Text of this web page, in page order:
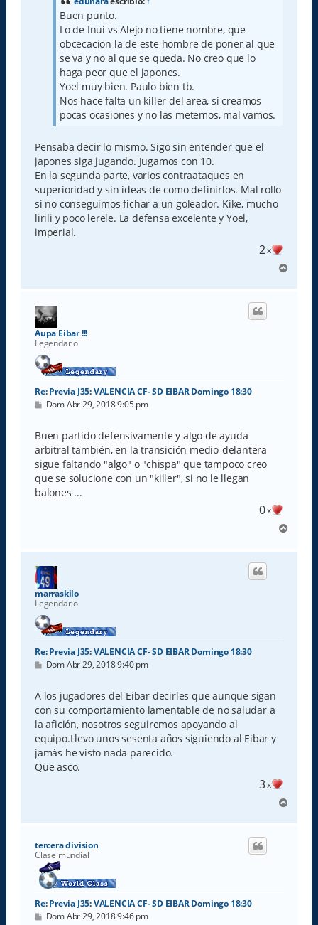
Buen punto.
Lo de Inui vs Alejo no tiene nombre, que
obcecacion la de este hombre de poner al que
se va y no al que se queda. No creo que lo
haga peor que el japones.
Yoel muy bien. Paulo bien tb.
Nos hace falta un killer del area, si creamos
pocas ocasiones y no las metemos, mal vamos.
Pensaba decir lo mismo. Sigo sin entender que el
japones siga jugando. Jugamos con 10.
En la segunda parte, varios contraataques en
superioridad y sin ideas de como definirlos. Mal rollo
si no conseguimos fichar a un goleador. Kike, mucho
lirili y poco lerele. La defensa excelente y Yoel,
imperial.
2x
r
Aupa Eibar !!!
Legendario
Re: Previa J35: VALENCIA CF- SD EIBAR Domingo 18:30
M
s
a
j
e
Dom Abr 29, 2018 9:05 pm
Buen partido defensivamente y algo de ayuda
arbitral también, en la transición medio-delantera
sigue faltando "algo" o "chispa" que tampoco creo
que se solucione con un "killer", si no le llegan
balones ...
0x
r
marraskilo
Legendario
Re: Previa J35: VALENCIA CF- SD EIBAR Domingo 18:30
M
s
a
j
e
Dom Abr 29, 2018 9:40 pm
A los jugadores del Eibar decirles que aunque sigan
con su comportamiento lamentable de no saludar a
la afición, nosotros seguiremos apoyando al
equipo.Llevo unos sesenta años siguiendo al Eibar y
jamás he visto nada parecido.
Que asco.
3x
r
tercera division
Clase mundial
Re: Previa J35: VALENCIA CF- SD EIBAR Domingo 18:30
M
Dom Abr 29, 2018 9:46 pm